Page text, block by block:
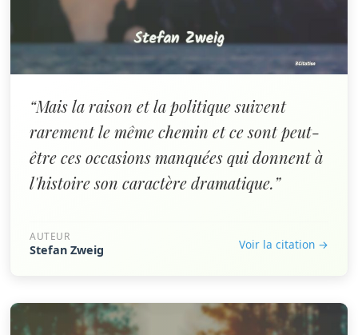
“Mais la raison et la politique suivent
rarement le même chemin et ce sont peut-
être ces occasions manquées qui donnent à
l'histoire son caractère dramatique.”
AUTEUR
Stefan Zweig Voir la citation →